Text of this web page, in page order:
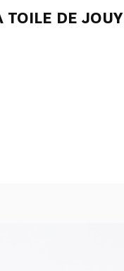
TOILE DE JOUY